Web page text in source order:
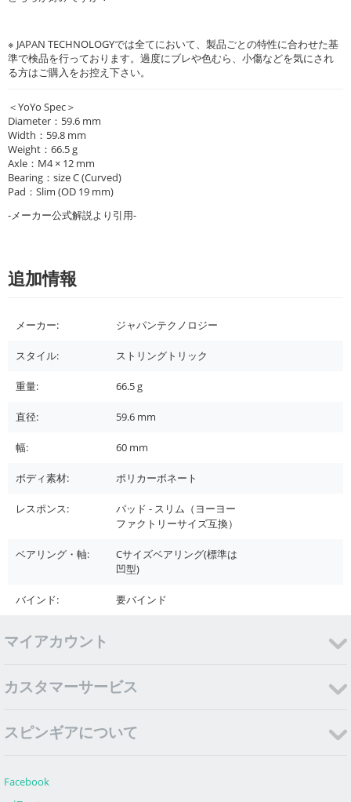
※ JAPAN TECHNOLOGYでは全てにおいて、製品ごとの特性に合わせた基
準で検品を行っております。過度にブレや色むら、小傷などを気にされ
る方はご購入をお控え下さい。
＜YoYo Spec＞
Diameter：59.6 mm
Width：59.8 mm
Weight：66.5 g
Axle：M4 × 12 mm
Bearing：size C (Curved)
Pad：Slim (OD 19 mm)
-メーカー公式解説より引用-
追加情報
メーカー: ジャパンテクノロジー
スタイル: ストリングトリック
重量: 66.5g
直径: 59.6 mm
幅: 60 mm
ボディ素材: ポリカーボネート
レスポンス:
パッド - スリム（ヨーヨー
ファクトリーサイズ互換）
ベアリング・軸:
Cサイズベアリング(標準は
凹型)
バインド: 要バインド
マイアカウント
カスタマーサービス
スピンギアについて
Facebook